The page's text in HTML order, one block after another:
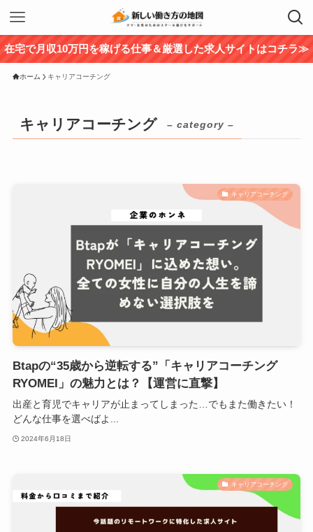
在宅で月収10万円を稼げる仕事＆厳選した求人サイトはコチラ≫
ホーム キャリアコーチング
キャリアコーチング – category –
キャリアコーチング
Btapの“35歳から逆転する”「キャリアコーチング
RYOMEI」の魅力とは？【運営に直撃】
出産と育児でキャリアが止まってしまった…でもまた働きたい！
どんな仕事を選べばよ...
2024年6月18日
キャリアコーチング